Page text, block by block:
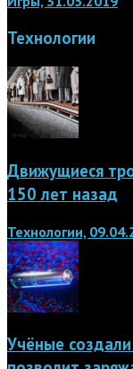
Технологии
Движущиеся
150 лет назад
Технологии,
Учёные